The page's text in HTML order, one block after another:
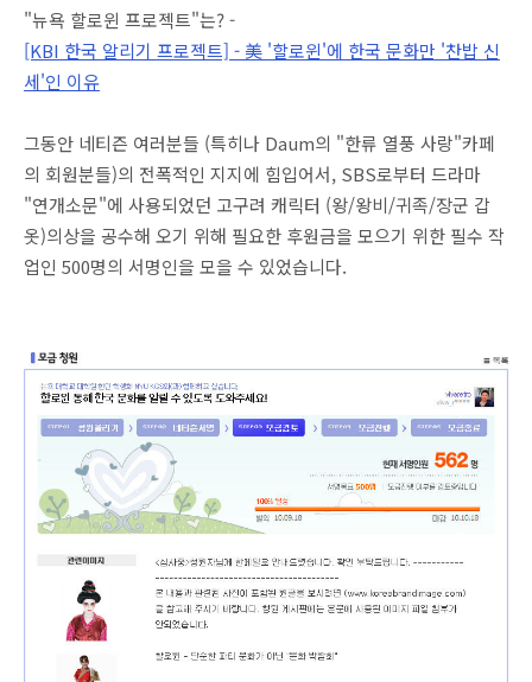
"뉴욕 할로윈 프로젝트"는? -
[KBI 한국 알리기 프로젝트] - 美 '할로윈'에 한국 문화만 '찬밥 신
세'인 이유
그동안 네티즌 여러분들 (특히나 Daum의 "한류 열풍 사랑"카페
의 회원분들)의 전폭적인 지지에 힘입어서, SBS로부터 드라마
"연개소문"에 사용되었던 고구려 캐릭터 (왕/왕비/귀족/장군 갑
옷)의상을 공수해 오기 위해 필요한 후원금을 모으기 위한 필수 작
업인 500명의 서명인을 모을 수 있었습니다.